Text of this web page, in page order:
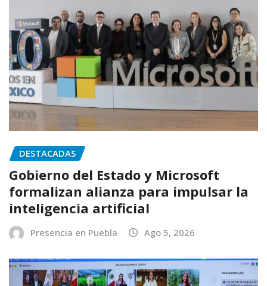
DESTACADAS
Gobierno del Estado y Microsoft
formalizan alianza para impulsar la
inteligencia artificial
Presencia en Puebla Ago 5, 2026